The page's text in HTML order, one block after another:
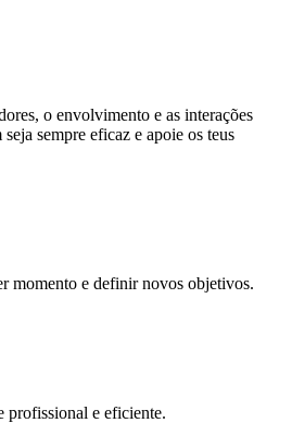
o envolvimento e as interações
sempre eficaz e apoie os teus
momento e definir novos objetivos.
profissional e eficiente.